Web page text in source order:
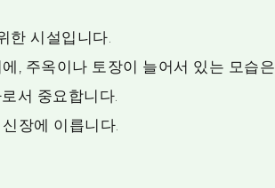
한 시설입니다.
, 주옥이나 토장이 늘어서 있는 모습은
서 중요합니다.
장에 이릅니다.